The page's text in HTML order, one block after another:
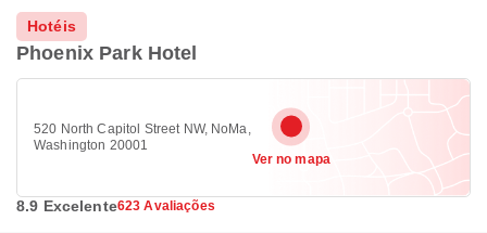
Hotéis
Phoenix Park Hotel
520 North Capitol Street NW, NoMa,
Washington 20001
Ver no mapa
8.9 Excelente623 Avaliações